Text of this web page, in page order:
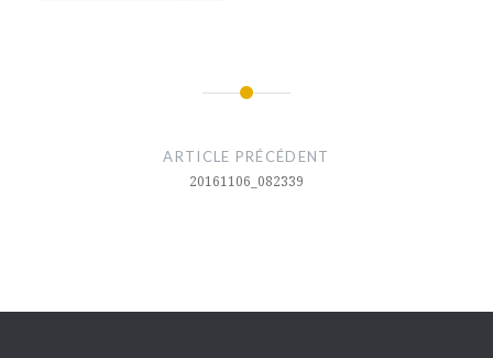
ARTICLE PRÉCÉDENT
20161106_082339